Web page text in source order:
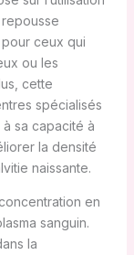
ceux qui
ou les
cette
spécialisés
sa capacité à
la densité
naissante.
en
sanguin.
la